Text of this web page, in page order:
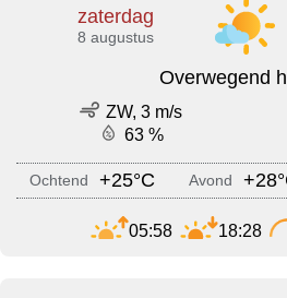
zaterdag
8 augustus
Overwegend
ZW, 3 m/s
63 %
Ochtend +25°C Avond
05:58 18:28